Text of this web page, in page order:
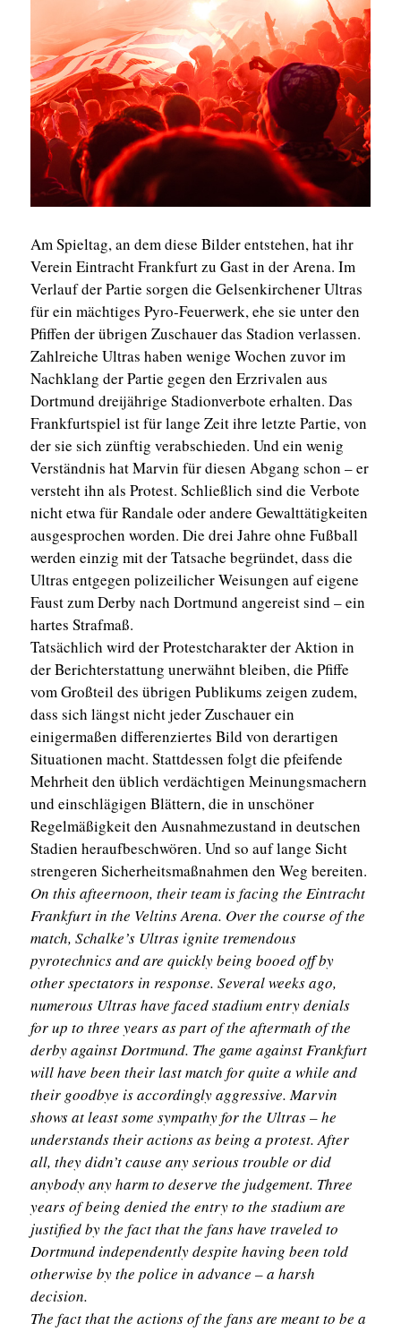
Am Spieltag, an dem diese Bilder entstehen, hat ihr
Verein Eintracht Frankfurt zu Gast in der Arena. Im
Verlauf der Partie sorgen die Gelsenkirchener Ultras
für ein mächtiges Pyro-Feuerwerk, ehe sie unter den
Pfiffen der übrigen Zuschauer das Stadion verlassen.
Zahlreiche Ultras haben wenige Wochen zuvor im
Nachklang der Partie gegen den Erzrivalen aus
Dortmund dreijährige Stadionverbote erhalten. Das
Frankfurtspiel ist für lange Zeit ihre letzte Partie, von
der sie sich zünftig verabschieden. Und ein wenig
Verständnis hat Marvin für diesen Abgang schon – er
versteht ihn als Protest. Schließlich sind die Verbote
nicht etwa für Randale oder andere Gewalttätigkeiten
ausgesprochen worden. Die drei Jahre ohne Fußball
werden einzig mit der Tatsache begründet, dass die
Ultras entgegen polizeilicher Weisungen auf eigene
Faust zum Derby nach Dortmund angereist sind – ein
hartes Strafmaß.
Tatsächlich wird der Protestcharakter der Aktion in
der Berichterstattung unerwähnt bleiben, die Pfiffe
vom Großteil des übrigen Publikums zeigen zudem,
dass sich längst nicht jeder Zuschauer ein
einigermaßen differenziertes Bild von derartigen
Situationen macht. Stattdessen folgt die pfeifende
Mehrheit den üblich verdächtigen Meinungsmachern
und einschlägigen Blättern, die in unschöner
Regelmäßigkeit den Ausnahmezustand in deutschen
Stadien heraufbeschwören. Und so auf lange Sicht
strengeren Sicherheitsmaßnahmen den Weg bereiten.
On this afteernoon, their team is facing the Eintracht
Frankfurt in the Veltins Arena. Over the course of the
match, Schalke’s Ultras ignite tremendous
pyrotechnics and are quickly being booed off by
other spectators in response. Several weeks ago,
numerous Ultras have faced stadium entry denials
for up to three years as part of the aftermath of the
derby against Dortmund. The game against Frankfurt
will have been their last match for quite a while and
their goodbye is accordingly aggressive. Marvin
shows at least some sympathy for the Ultras – he
understands their actions as being a protest. After
all, they didn’t cause any serious trouble or did
anybody any harm to deserve the judgement. Three
years of being denied the entry to the stadium are
justified by the fact that the fans have traveled to
Dortmund independently despite having been told
otherwise by the police in advance – a harsh
decision.
The fact that the actions of the fans are meant to be a